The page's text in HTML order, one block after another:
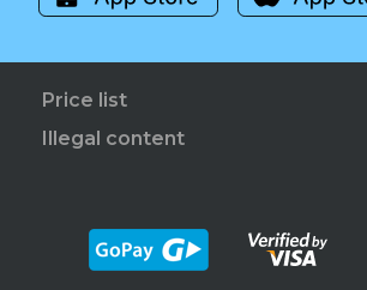
Price list
Illegal content